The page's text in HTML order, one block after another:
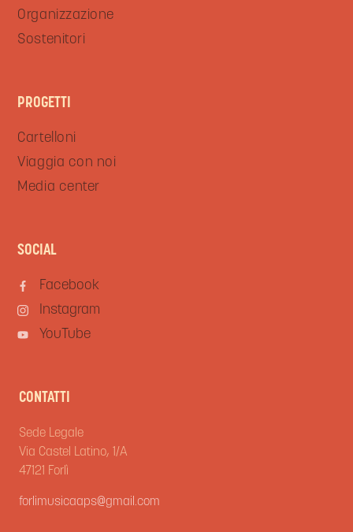
Organizzazione
Sostenitori
PROGETTI
Cartelloni
Viaggia con noi
Media center
SOCIAL
Facebook
Instagram
YouTube
CONTATTI
Sede Legale
Via Castel Latino, 1/A
47121 Forlì
forlimusicaaps@gmail.com